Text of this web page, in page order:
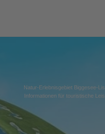
Natur-Erlebnisgebiet Biggesee-
Informationen für touristische